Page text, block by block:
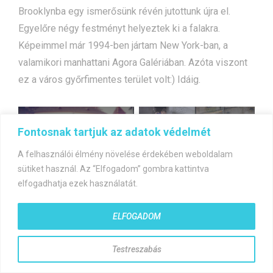
Fontosnak tartjuk az adatok védelmét
A felhasználói élmény növelése érdekében weboldalam
sütiket használ. Az “Elfogadom” gombra kattintva
elfogadhatja ezek használatát.
Testreszabás
ELFOGADOM
Brooklynba egy ismerősünk révén jutottunk újra el.
Egyelőre négy festményt helyeztek ki a falakra.
Képeimmel már 1994-ben jártam New York-ban, a
valamikori manhattani Agora Galériában. Azóta viszont
ez a város győrfimentes terület volt:) Idáig.
Bejegyzés
navigáció
©gyorfiandras.hu